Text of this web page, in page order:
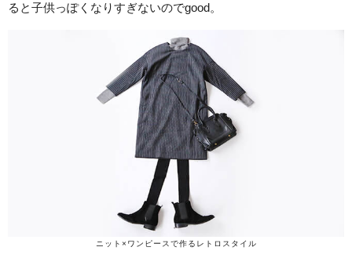
ると子供っぽくなりすぎないのでgood。
ニット×ワンピースで作るレトロスタイル